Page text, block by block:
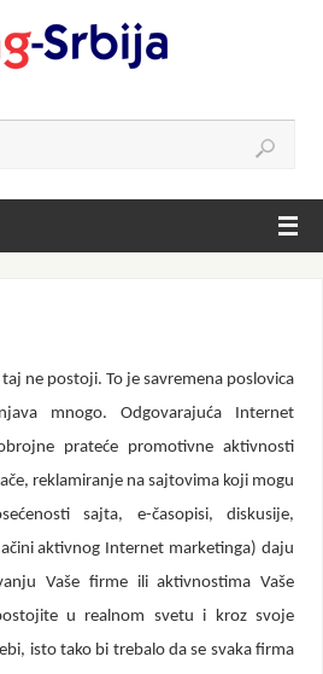
ne postoji. To je savremena poslovica
mnogo. Odgovarajuća Internet
prateće promotivne aktivnosti
reklamiranje na sajtovima koji mogu
sajta, e-časopisi, diskusije,
aktivnog Internet marketinga) daju
Vaše firme ili aktivnostima Vaše
u realnom svetu i kroz svoje
isto tako bi trebalo da se svaka firma